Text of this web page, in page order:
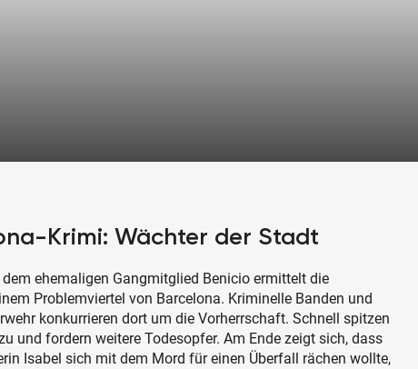
Krimi: Wächter der Stadt
ehemaligen Gangmitglied Benicio ermittelt die
Problemviertel von Barcelona. Kriminelle Banden und
konkurrieren dort um die Vorherrschaft. Schnell spitzen
und fordern weitere Todesopfer. Am Ende zeigt sich, dass
Isabel sich mit dem Mord für einen Überfall rächen wollte,